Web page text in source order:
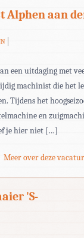
Alphen aan
een uitdaging met
machinist die het
Tijdens het
en
je hier niet […]
Meer over deze
'S-